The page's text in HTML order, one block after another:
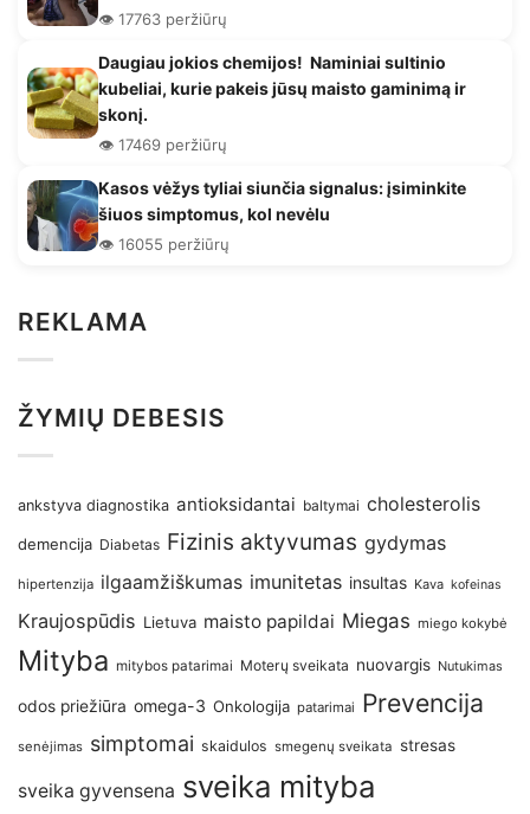
👁️ 17763 peržiūrų
Daugiau jokios chemijos! Naminiai sultinio
kubeliai, kurie pakeis jūsų maisto gaminimą ir
skonį.
👁️ 17469 peržiūrų
Kasos vėžys tyliai siunčia signalus: įsiminkite
šiuos simptomus, kol nevėlu
👁️ 16055 peržiūrų
REKLAMA
ŽYMIŲ DEBESIS
ankstyva diagnostika antioksidantai baltymai cholesterolis
demencija Diabetas Fizinis aktyvumas gydymas
hipertenzija ilgaamžiškumas imunitetas insultas Kava kofeinas
Kraujospūdis Lietuva maisto papildai Miegas miego kokybė
Mityba mitybos patarimai Moterų sveikata nuovargis Nutukimas
odos priežiūra omega-3 Onkologija patarimai Prevencija
senėjimas simptomai skaidulos smegenų sveikata stresas
sveika gyvensena sveika mityba